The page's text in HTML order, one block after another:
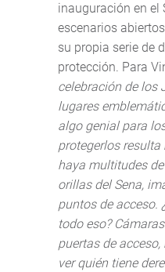
inauguración en el
escenarios
su propia serie de
protección. Para
celebración de los
lugares
algo genial para
protegerlos
haya multitudes
orillas del Sena,
puntos de acceso.
todo eso?
puertas de
ver quién tiene